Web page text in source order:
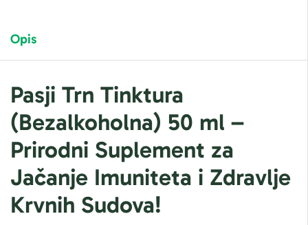
Opis
Pasji Trn Tinktura
(Bezalkoholna) 50 ml –
Prirodni Suplement za
Jačanje Imuniteta i Zdravlje
Krvnih Sudova!